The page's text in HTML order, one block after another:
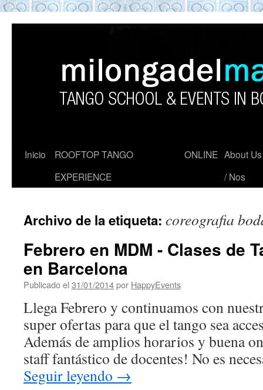
experience. Private Tango Lesson. Rooftop
Tango experience Barcelona. Tango
Inicio
ROOFTOP TANGO
EXPERIENCE
ONLINE About Us
/ Nos
Archivo de la etiqueta: coreografia
Febrero en MDM - Clases de
en Barcelona
Publicado el 31/01/2014por HappyEvents
Llega Febrero y continuamos con
super ofertas para que el tango sea
Además de amplios horarios y buena
staff fantástico de docentes! No es
Seguir leyendo →